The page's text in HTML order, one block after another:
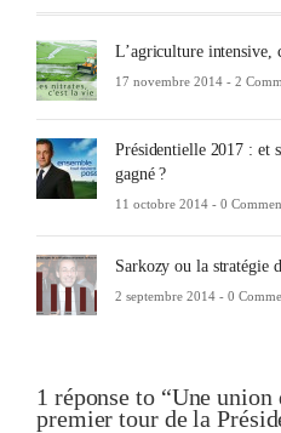
L’agriculture intensive,
17 novembre 2014 - 2
Présidentielle 2017 : et
gagné ?
11 octobre 2014 - 0
Sarkozy ou la stratégie
2 septembre 2014 - 0
1 réponse to “Une
premier tour de la